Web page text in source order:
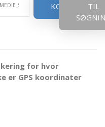
KOPIER
TIL
for hvor
er GPS koordinater